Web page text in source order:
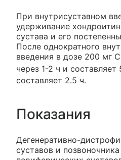
При внутрисуставном
удерживание
сустава и его
После однократного
введения в дозе 200 мг C
через 1-2 ч и
составляет 2.5 ч.
Показания
Дегенеративно-
суставов и